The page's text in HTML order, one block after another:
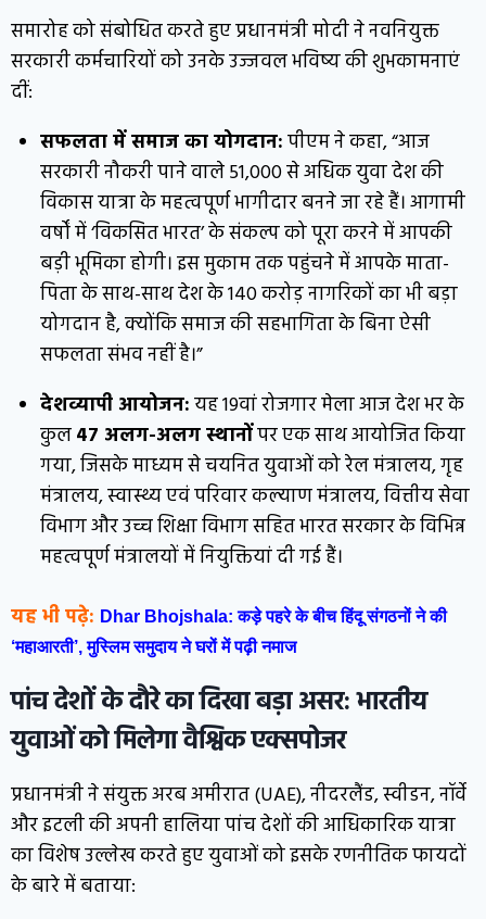
समारोह को संबोधित करते हुए प्रधानमंत्री मोदी ने नवनियुक्त
सरकारी कर्मचारियों को उनके उज्जवल भविष्य की शुभकामनाएं
दीं:
सफलता में समाज का योगदान:पीएम ने कहा, “आज
सरकारी नौकरी पाने वाले 51,000 से अधिक युवा देश की
विकास यात्रा के महत्वपूर्ण भागीदार बनने जा रहे हैं। आगामी
वर्षों में ‘विकसित भारत’ के संकल्प को पूरा करने में आपकी
बड़ी भूमिका होगी। इस मुकाम तक पहुंचने में आपके माता-
पिता के साथ-साथ देश के 140 करोड़ नागरिकों का भी बड़ा
योगदान है, क्योंकि समाज की सहभागिता के बिना ऐसी
सफलता संभव नहीं है।”
देशव्यापी आयोजन:यह 19वां रोजगार मेला आज देश भर के
कुल47 अलग-अलग स्थानोंपर एक साथ आयोजित किया
गया, जिसके माध्यम से चयनित युवाओं को रेल मंत्रालय, गृह
मंत्रालय, स्वास्थ्य एवं परिवार कल्याण मंत्रालय, वित्तीय सेवा
विभाग और उच्च शिक्षा विभाग सहित भारत सरकार के विभिन्न
महत्वपूर्ण मंत्रालयों में नियुक्तियां दी गई हैं।
यह भी पढ़े: Dhar Bhojshala: कड़े पहरे के बीच हिंदू संगठनों ने की
‘महाआरती’, मुस्लिम समुदाय ने घरों में पढ़ी नमाज
पांच देशों के दौरे का दिखा बड़ा असर: भारतीय
युवाओं को मिलेगा वैश्विक एक्सपोजर
प्रधानमंत्री ने संयुक्त अरब अमीरात (UAE), नीदरलैंड, स्वीडन, नॉर्वे
और इटली की अपनी हालिया पांच देशों की आधिकारिक यात्रा
का विशेष उल्लेख करते हुए युवाओं को इसके रणनीतिक फायदों
के बारे में बताया: